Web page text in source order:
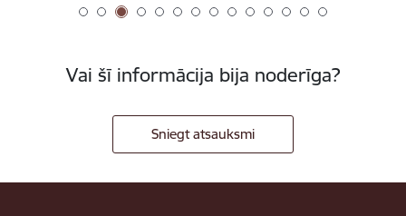
Vai šī informācija bija noderīga?
Sniegt atsauksmi